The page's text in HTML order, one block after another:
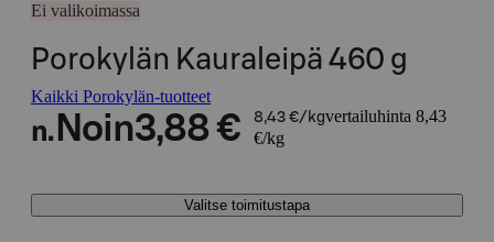
Ei valikoimassa
Porokylän Kauraleipä 460 g
Kaikki Porokylän-tuotteet
n. Noin3,88 € 8,43 €/kgvertailuhinta 8,43
€/kg
Valitse toimitustapa